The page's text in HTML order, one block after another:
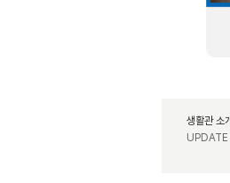
생활관 소